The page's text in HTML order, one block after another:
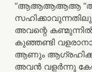
“ആആആആആ
അവന്റെ
കുഞ്ഞണ്ടി
ആണും
അവൻ വളർന്നു